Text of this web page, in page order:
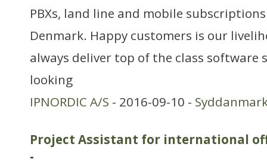
PBXs, land line and mobile
Denmark. Happy customers is our
always deliver top of the class software
looking
IPNORDIC A/S - 2016-09-10 -
Project Assistant for international
-